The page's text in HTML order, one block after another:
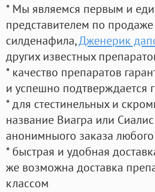
* Мы являемся первым и
представителем по
силденафила,Дженерик
других известных
* качество препаратов
и успешно подтверждается
* для стестинельных и
название Виагра или
анонимныого заказа
* быстрая и удобная
же возможна доставка
классом